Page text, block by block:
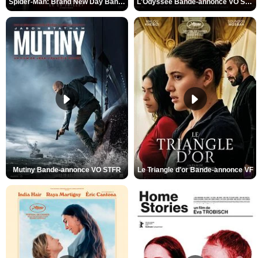
Mutiny Bande-annonce VO STFR Le Triangle d'or Bande-annonce VF